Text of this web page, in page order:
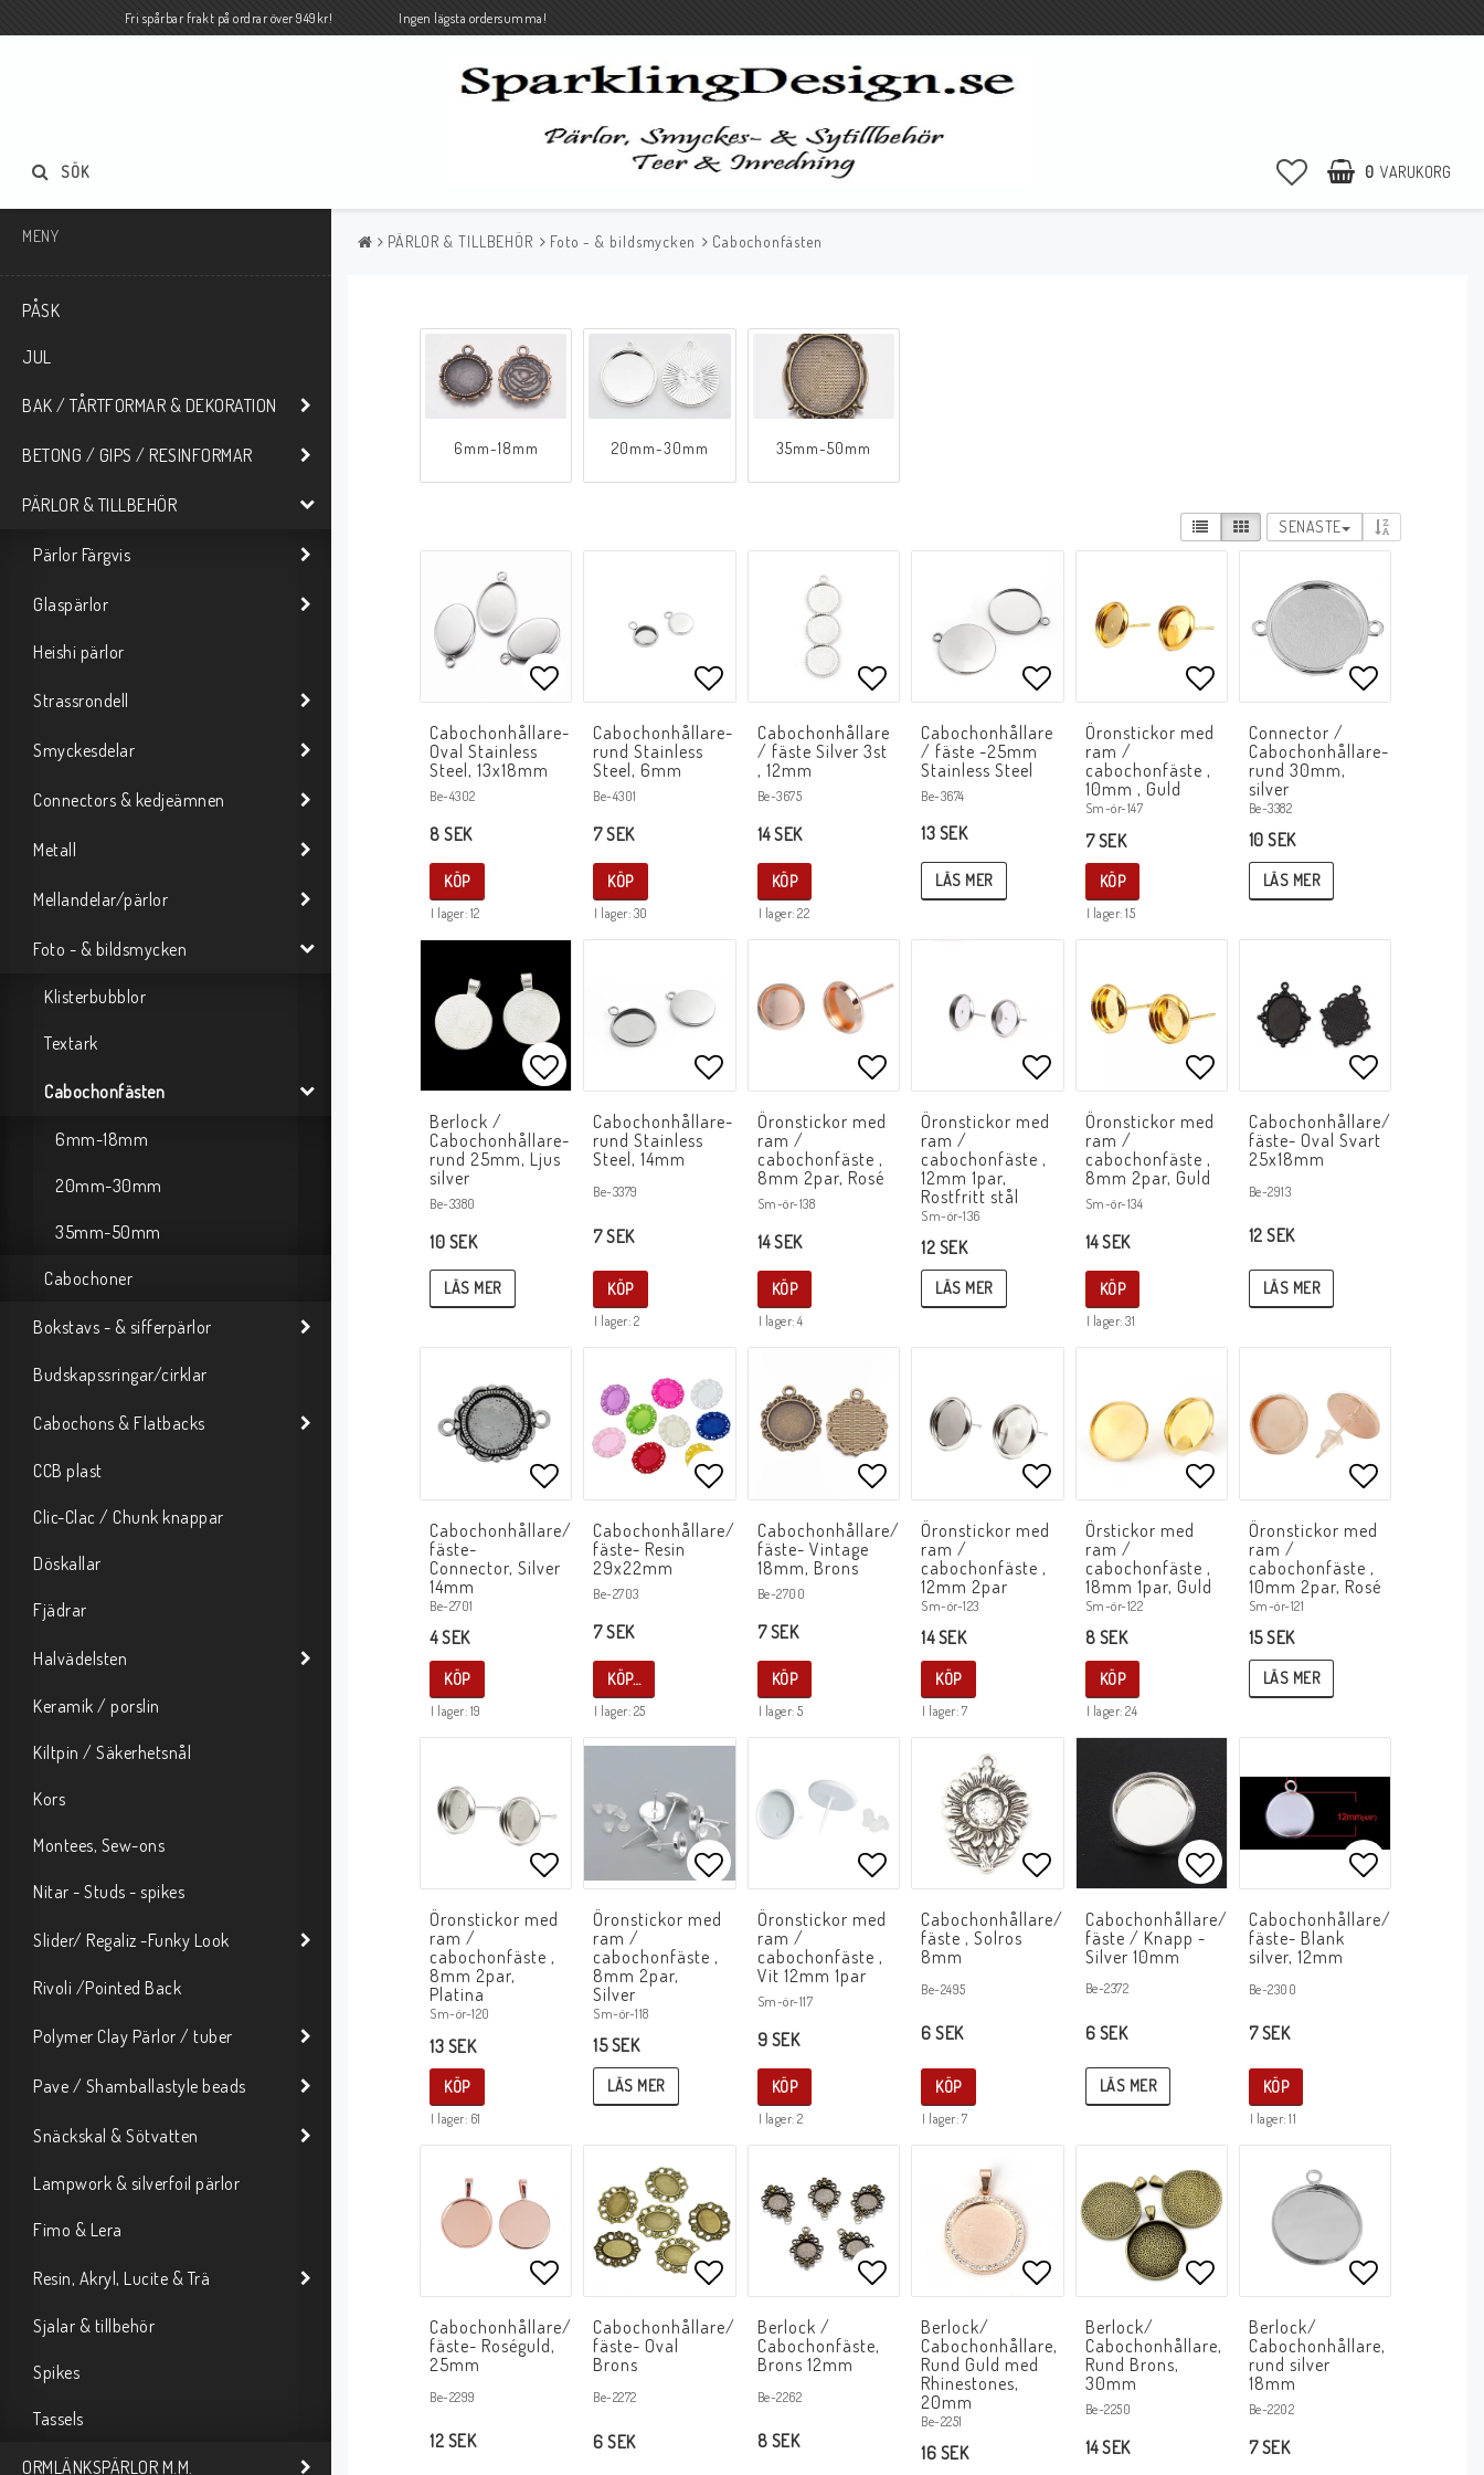
Fri spårbar frakt på ordrar över 949kr! Ingen lägsta ordersumma!
0 VARUKORG
SÖK
MENY
PÅSK
JUL
BAK / TÅRTFORMAR & DEKORATION
BETONG / GIPS / RESINFORMAR
PÄRLOR & TILLBEHÖR
Pärlor Färgvis
Glaspärlor
Heishi pärlor
Strassrondell
Smyckesdelar
Connectors & kedjeämnen
Metall
Mellandelar/pärlor
Foto - & bildsmycken
Klisterbubblor
Textark
Cabochonfästen
6mm-18mm
20mm-30mm
35mm-50mm
Cabochoner
Bokstavs - & sifferpärlor
Budskapssringar/cirklar
Cabochons & Flatbacks
CCB plast
Clic-Clac / Chunk knappar
Döskallar
Fjädrar
Halvädelsten
Keramik / porslin
Kiltpin / Säkerhetsnål
Kors
Montees, Sew-ons
Nitar - Studs - spikes
Slider/ Regaliz -Funky Look
Rivoli /Pointed Back
Polymer Clay Pärlor / tuber
Pave / Shamballastyle beads
Snäckskal & Sötvatten
Lampwork & silverfoil pärlor
Fimo & Lera
Resin, Akryl, Lucite & Trä
Sjalar & tillbehör
Spikes
Tassels
ORMLÄNKSPÄRLOR M.M.
PÄRLOR & TILLBEHÖR Foto - & bildsmycken Cabochonfästen
6mm-18mm 20mm-30mm 35mm-50mm
SENASTE
Lägg till i favoritlistan
Cabochonhållare-
Oval Stainless
Steel, 13x18mm
Be-4302
8 SEK
I lager: 12
KÖP
Lägg till i favoritlistan
Cabochonhållare-
rund Stainless
Steel, 6mm
Be-4301
7 SEK
I lager: 30
KÖP
Lägg till i favoritlistan
Cabochonhållare
/ fäste Silver 3st
, 12mm
Be-3675
14 SEK
I lager: 22
KÖP
Lägg till i favoritlistan
Cabochonhållare
/ fäste -25mm
Stainless Steel
Be-3674
13 SEK
LÄS MER
Lägg till i favoritlistan
Öronstickor med
ram /
cabochonfäste ,
10mm , Guld
Sm-ör-147
7 SEK
I lager: 15
KÖP
Connector /
Cabochonhållare-
rund 30mm,
silver
Be-3382
10 SEK
LÄS MER
Lägg till i favoritlistan
Berlock /
Cabochonhållare-
rund 25mm, Ljus
silver
Be-3380
10 SEK
LÄS MER
Lägg till i favoritlistan
Cabochonhållare-
rund Stainless
Steel, 14mm
Be-3379
7 SEK
I lager: 2
KÖP
Lägg till i favoritlistan
Öronstickor med
ram /
cabochonfäste ,
8mm 2par, Rosé
Sm-ör-138
14 SEK
I lager: 4
KÖP
Lägg till i favoritlistan
Öronstickor med
ram /
cabochonfäste ,
12mm 1par,
Rostfritt stål
Sm-ör-136
12 SEK
LÄS MER
Lägg till i favoritlistan
Öronstickor med
ram /
cabochonfäste ,
8mm 2par, Guld
Sm-ör-134
14 SEK
I lager: 31
KÖP
Lägg till i
Cabochonhållare/
fäste- Oval Svart
25x18mm
Be-2913
12 SEK
LÄS MER
Lägg till i favoritlistan
Cabochonhållare/
fäste-
Connector, Silver
14mm
Be-2701
4 SEK
I lager: 19
KÖP
Lägg till i favoritlistan
Cabochonhållare/
fäste- Resin
29x22mm
Be-2703
7 SEK
I lager: 25
KÖP…
Lägg till i favoritlistan
Cabochonhållare/
fäste- Vintage
18mm, Brons
Be-2700
7 SEK
I lager: 5
KÖP
Lägg till i favoritlistan
Öronstickor med
ram /
cabochonfäste ,
12mm 2par
Sm-ör-123
14 SEK
I lager: 7
KÖP
Lägg till i favoritlistan
Örstickor med
ram /
cabochonfäste ,
18mm 1par, Guld
Sm-ör-122
8 SEK
I lager: 24
KÖP
Lägg till i
Öronstickor med
ram /
cabochonfäste ,
10mm 2par, Rosé
Sm-ör-121
15 SEK
LÄS MER
Lägg till i favoritlistan
Öronstickor med
ram /
cabochonfäste ,
8mm 2par,
Platina
Sm-ör-120
13 SEK
I lager: 61
KÖP
Lägg till i favoritlistan
Öronstickor med
ram /
cabochonfäste ,
8mm 2par,
Silver
Sm-ör-118
15 SEK
LÄS MER
Lägg till i favoritlistan
Öronstickor med
ram /
cabochonfäste ,
Vit 12mm 1par
Sm-ör-117
9 SEK
I lager: 2
KÖP
Lägg till i favoritlistan
Cabochonhållare/
fäste , Solros
8mm
Be-2495
6 SEK
I lager: 7
KÖP
Lägg till i favoritlistan
Cabochonhållare/
fäste / Knapp -
Silver 10mm
Be-2372
6 SEK
LÄS MER
Lägg till i
Cabochonhållare/
fäste- Blank
silver, 12mm
Be-2300
7 SEK
I lager: 11
KÖP
Lägg till i favoritlistan
Cabochonhållare/
fäste- Roséguld,
25mm
Be-2299
12 SEK
Lägg till i favoritlistan
Cabochonhållare/
fäste- Oval
Brons
Be-2272
6 SEK
Lägg till i favoritlistan
Berlock /
Cabochonfäste,
Brons 12mm
Be-2262
8 SEK
Lägg till i favoritlistan
Berlock/
Cabochonhållare,
Rund Guld med
Rhinestones,
20mm
Be-2251
16 SEK
Lägg till i favoritlistan
Berlock/
Cabochonhållare,
Rund Brons,
30mm
Be-2250
14 SEK
Berlock/
Cabochonhållare,
rund silver
18mm
Be-2202
7 SEK